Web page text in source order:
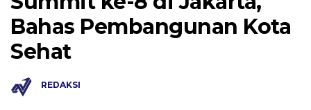
Bahas Pembangunan Kota
Sehat
REDAKSI